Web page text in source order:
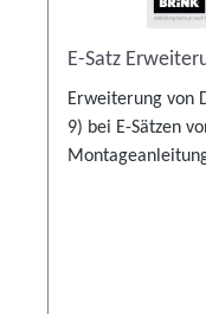
E-Satz
Erweiterung von
9) bei E-Sätzen